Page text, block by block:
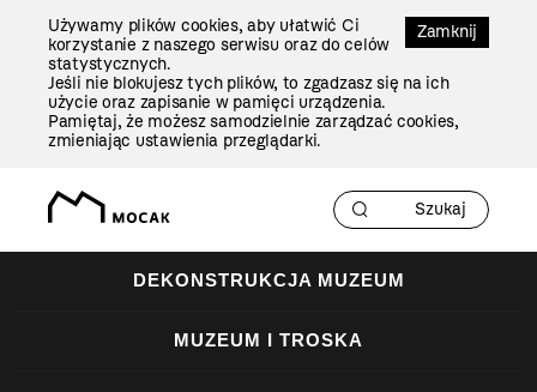
Zamknij
Używamy plików cookies, aby ułatwić Ci
korzystanie z naszego serwisu oraz do celów
statystycznych.
Jeśli nie blokujesz tych plików, to zgadzasz się na ich
użycie oraz zapisanie w pamięci urządzenia.
Pamiętaj, że możesz samodzielnie zarządzać cookies,
zmieniając ustawienia przeglądarki.
DEKONSTRUKCJA MUZEUM
MUZEUM I TROSKA